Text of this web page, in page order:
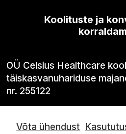
Koolituste ja
OÜ Celsius Healthcare
täiskasvanuhariduse
nr. 255122
Võta ühendust